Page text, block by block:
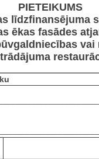
PIETEIKUMS
līdzfinansējuma
ēkas fasādes
vai